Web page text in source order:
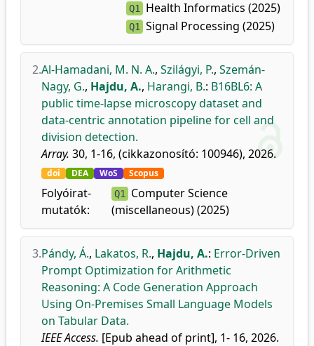
Q1 Health Informatics (2025)
Q1 Signal Processing (2025)
2.Al-Hamadani, M. N. A., Szilágyi, P., Szemán-
Nagy, G., Hajdu, A., Harangi, B.: B16BL6: A
public time-lapse microscopy dataset and
data-centric annotation pipeline for cell and
division detection.
Array. 30, 1-16, (cikkazonosító: 100946), 2026.
doi DEA WoS Scopus
Folyóirat-
mutatók:
Q1
Computer Science
(miscellaneous) (2025)
3.Pándy, Á., Lakatos, R., Hajdu, A.: Error-Driven
Prompt Optimization for Arithmetic
Reasoning: A Code Generation Approach
Using On-Premises Small Language Models
on Tabular Data.
IEEE Access. [Epub ahead of print], 1- 16, 2026.